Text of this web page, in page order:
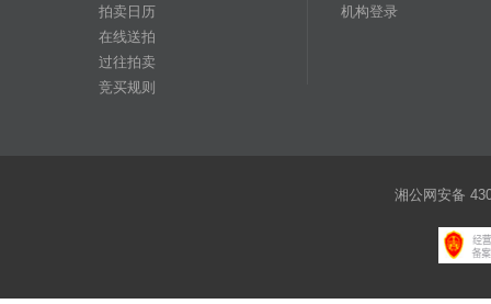
拍卖日历
在线送拍
过往拍卖
竞买规则
机构登录
湘公网安备